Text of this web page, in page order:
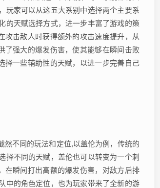
玩家可以从这五大系别中选择两个主要系
的天赋选择方式，进一步丰富了游戏的策
攻击敌人时获得额外的攻击速度提升，从
了强大的爆发伤害，使其能够在瞬间击败
择一些辅助性的天赋，以进一步完善自己
然不同的玩法和定位,以盖伦为例，传统的
择不同的天赋，盖伦也可以转变为一个刺
在瞬间打出高额的爆发伤害，对敌方后排
中的角色定位，也为玩家带来了全新的游